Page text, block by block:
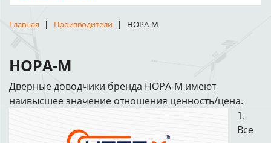
Главная Производители НОРА-М
НОРА-М
Дверные доводчики бренда НОРА-М имеют
наивысшее значение отношения ценность/цена.
1.
Все